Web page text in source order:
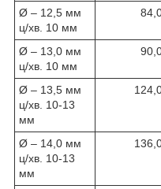
Ø – 12,5 мм
ц/хв. 10 мм
Ø – 13,0 мм
ц/хв. 10 мм
Ø – 13,5 мм
ц/хв. 10-13
мм
Ø – 14,0 мм
ц/хв. 10-13
мм